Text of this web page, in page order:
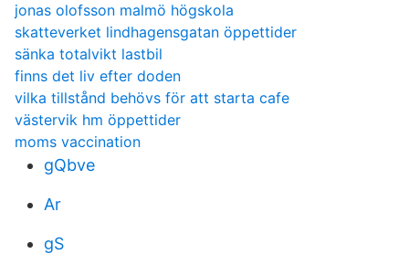
jonas olofsson malmö högskola
skatteverket lindhagensgatan öppettider
sänka totalvikt lastbil
finns det liv efter doden
vilka tillstånd behövs för att starta cafe
västervik hm öppettider
moms vaccination
gQbve
Ar
gS